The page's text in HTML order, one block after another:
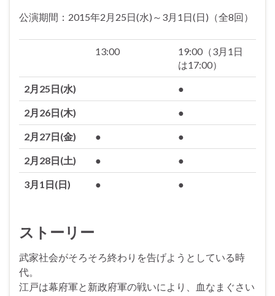
公演期間：2015年2月25日(水)～3月1日(日)（全8回）
13:00
19:00（3月1日
は17:00）
2月25日(水) ●
2月26日(木) ●
2月27日(金) ● ●
2月28日(土) ● ●
3月1日(日) ● ●
ストーリー
武家社会がそろそろ終わりを告げようとしている時
代。
江戸は幕府軍と新政府軍の戦いにより、血なまぐさい